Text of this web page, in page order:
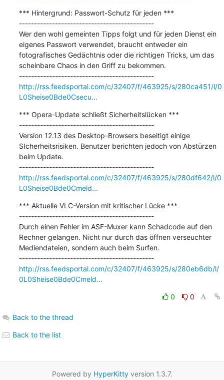
*** Hintergrund: Passwort-Schutz für jeden ***
---------------------------------------------
Wer den wohl gemeinten Tipps folgt und für jeden Dienst ein
eigenes Passwort verwendet, braucht entweder ein
fotografisches Gedächtnis oder die richtigen Tricks, um das
scheinbare Chaos in den Griff zu bekommen.
---------------------------------------------
http://rss.feedsportal.com/c/32407/f/463925/s/280ca451/l/0
L0Sheise0Bde0Csecu...
*** Opera-Update schließt Sicherheitslücken ***
---------------------------------------------
Version 12.13 des Desktop-Browsers beseitigt einige
SIcherheitsrisiken. Benutzer berichten jedoch von Abstürzen
beim Update.
---------------------------------------------
http://rss.feedsportal.com/c/32407/f/463925/s/280df642/l/0
L0Sheise0Bde0Cmeld...
*** Aktuelle VLC-Version mit kritischer Lücke ***
---------------------------------------------
Durch einen Fehler im ASF-Muxer kann Schadcode auf den
Rechner gelangen. Nicht nur durch das öffnen verseuchter
Mediendateien, sondern auch beim Surfen.
---------------------------------------------
http://rss.feedsportal.com/c/32407/f/463925/s/280eb6db/l/
0L0Sheise0Bde0Cmeld...
0 0
Back to the thread
Back to the list
Powered by HyperKittyversion 1.3.7.